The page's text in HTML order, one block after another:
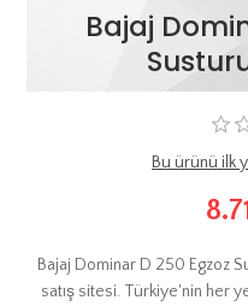
Bajaj
Bu ürünü ilk
Bajaj Dominar D 250 Egzoz
satış sitesi. Türkiye'nin her